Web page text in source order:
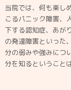
当院では、何も楽し
こるパニック障害、
下する認知症、あが
の発達障害といった
分の弱みや強みにつ
分を知るということ